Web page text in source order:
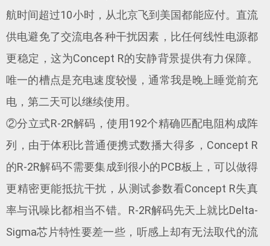
航时间超过10小时，从北京飞到美国都能应付。直流
供电避免了交流电各种干扰因素，比任何线性电源都
更稳定，这为Concept R的安静背景提供有力保障。
唯一的槽点是充电速度较慢，通常我是晚上睡觉前充
电，第二天可以继续使用。
②分立式R-2R解码，使用192个精确匹配电阻构成阵
列，由于体积比普通便携式数播大得多，Concept R
的R-2R解码不需要集成到很小的PCB板上，可以做得
更精密更能抵抗干扰，从测试参数看Concept R失真
率与讯噪比都相当不错。R-2R解码先天上就比Delta-
Sigma芯片特性要差一些，听感上却有无法取代的流